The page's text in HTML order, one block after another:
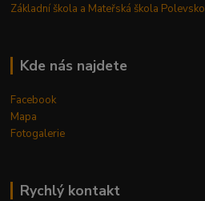
Základní škola a Mateřská škola Polevsko
Kde nás najdete
Facebook
Mapa
Fotogalerie
Rychlý kontakt